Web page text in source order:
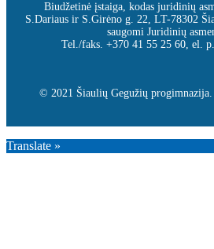
Biudžetinė įstaiga, kodas juridinių
S.Dariaus ir S.Girėno g. 22, LT-78302
saugomi Juridinių
Tel./faks. +370 41 55 25 60, el.
© 2021 Šiaulių Gegužių progimnazija.
Translate »